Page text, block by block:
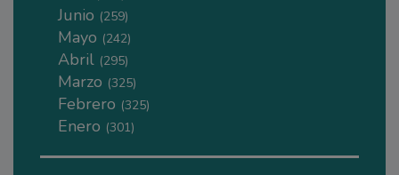
Junio (259)
Mayo (242)
Abril (295)
Marzo (325)
Febrero (325)
Enero (301)